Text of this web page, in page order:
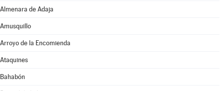
Almenara de Adaja
Amusquillo
Arroyo de la Encomienda
Ataquines
Bahabón